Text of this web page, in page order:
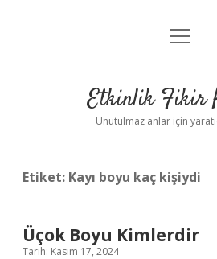
Anasayfa
Yasal Uyarı
menüyü
Etkinlik Fikir
Unutulmaz anlar için
Etiket: Kayı boyu kaç kişiydi
Üçok Boyu Kimlerdir
Tarih: Kasım 17, 2024